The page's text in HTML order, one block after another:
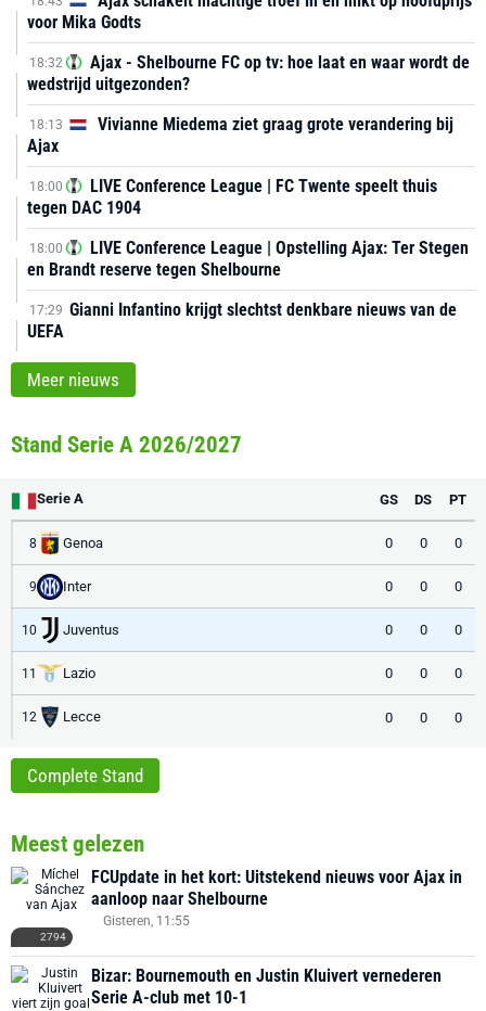
voor Mika Godts
18:32
Ajax - Shelbourne FC op tv: hoe laat en waar wordt de
wedstrijd uitgezonden?
18:13
Vivianne Miedema ziet graag grote verandering bij
Ajax
18:00
LIVE Conference League | FC Twente speelt thuis
tegen DAC 1904
18:00
LIVE Conference League | Opstelling Ajax: Ter Stegen
en Brandt reserve tegen Shelbourne
17:29 Gianni Infantino krijgt slechtst denkbare nieuws van de
UEFA
Meer nieuws
Stand Serie A 2026/2027
Serie A GS DS PT
8 Genoa 0 0 0
9 Inter 0 0 0
10 Juventus 0 0 0
11 Lazio 0 0 0
12 Lecce 0 0 0
Complete Stand
Meest gelezen
2794
FCUpdate in het kort: Uitstekend nieuws voor Ajax in
aanloop naar Shelbourne
Gisteren, 11:55
Bizar: Bournemouth en Justin Kluivert vernederen
Serie A-club met 10-1